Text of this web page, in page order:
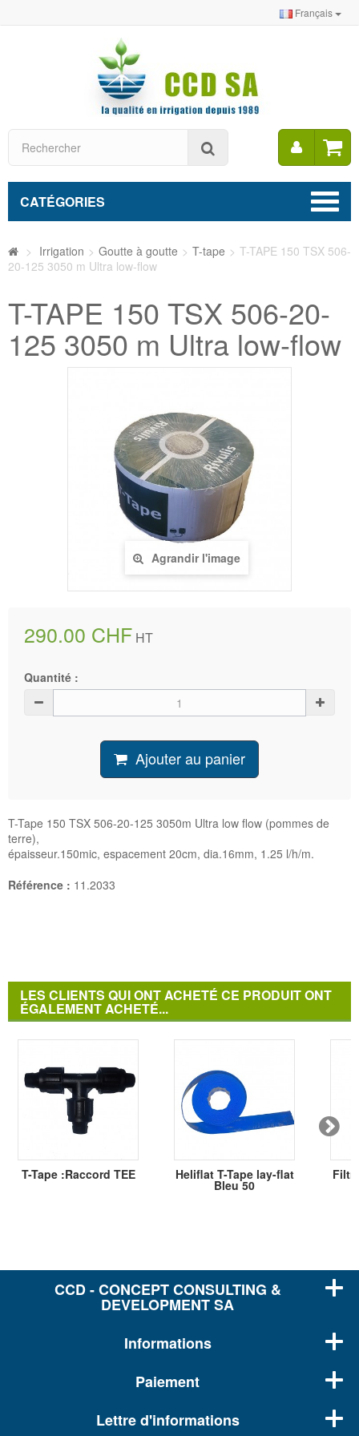
Français
Mon
CATÉGORIES
> Irrigation > Goutte à goutte > T-tape > T-TAPE 150 TSX 506-
20-125 3050 m Ultra low-flow
T-TAPE 150 TSX 506-20-
125 3050 m Ultra low-flow
Agrandir l'image
290.00 CHF HT
Quantité :
Ajouter au panier
T-Tape 150 TSX 506-20-125 3050m Ultra low flow (pommes de
terre),
épaisseur.150mic, espacement 20cm, dia.16mm, 1.25 l/h/m.
Référence : 11.2033
LES CLIENTS QUI ONT ACHETÉ CE PRODUIT ONT
ÉGALEMENT ACHETÉ...
T-Tape :Raccord TEE Heliflat T-Tape lay-flat
Bleu 50
CCD - CONCEPT CONSULTING &
DEVELOPMENT SA
Informations
Paiement
Lettre d'informations